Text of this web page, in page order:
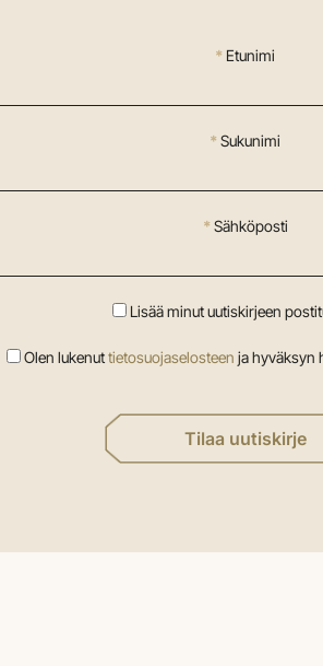
* Etunimi
*Sukunimi
*Sähköposti
Lisää minut uutiskirjeen
Olen lukenuttietosuojaselosteen ja hyväksyn
Tilaa uutiskirje